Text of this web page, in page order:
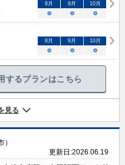
8月 9月 10月
○ ○ ○
8月 9月 10月
○ ○ ○
するプランはこちら
見る
）
更新日:2026.06.19